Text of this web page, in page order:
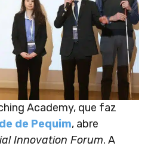
Academy, que faz
de Pequim, abre
Innovation Forum. A